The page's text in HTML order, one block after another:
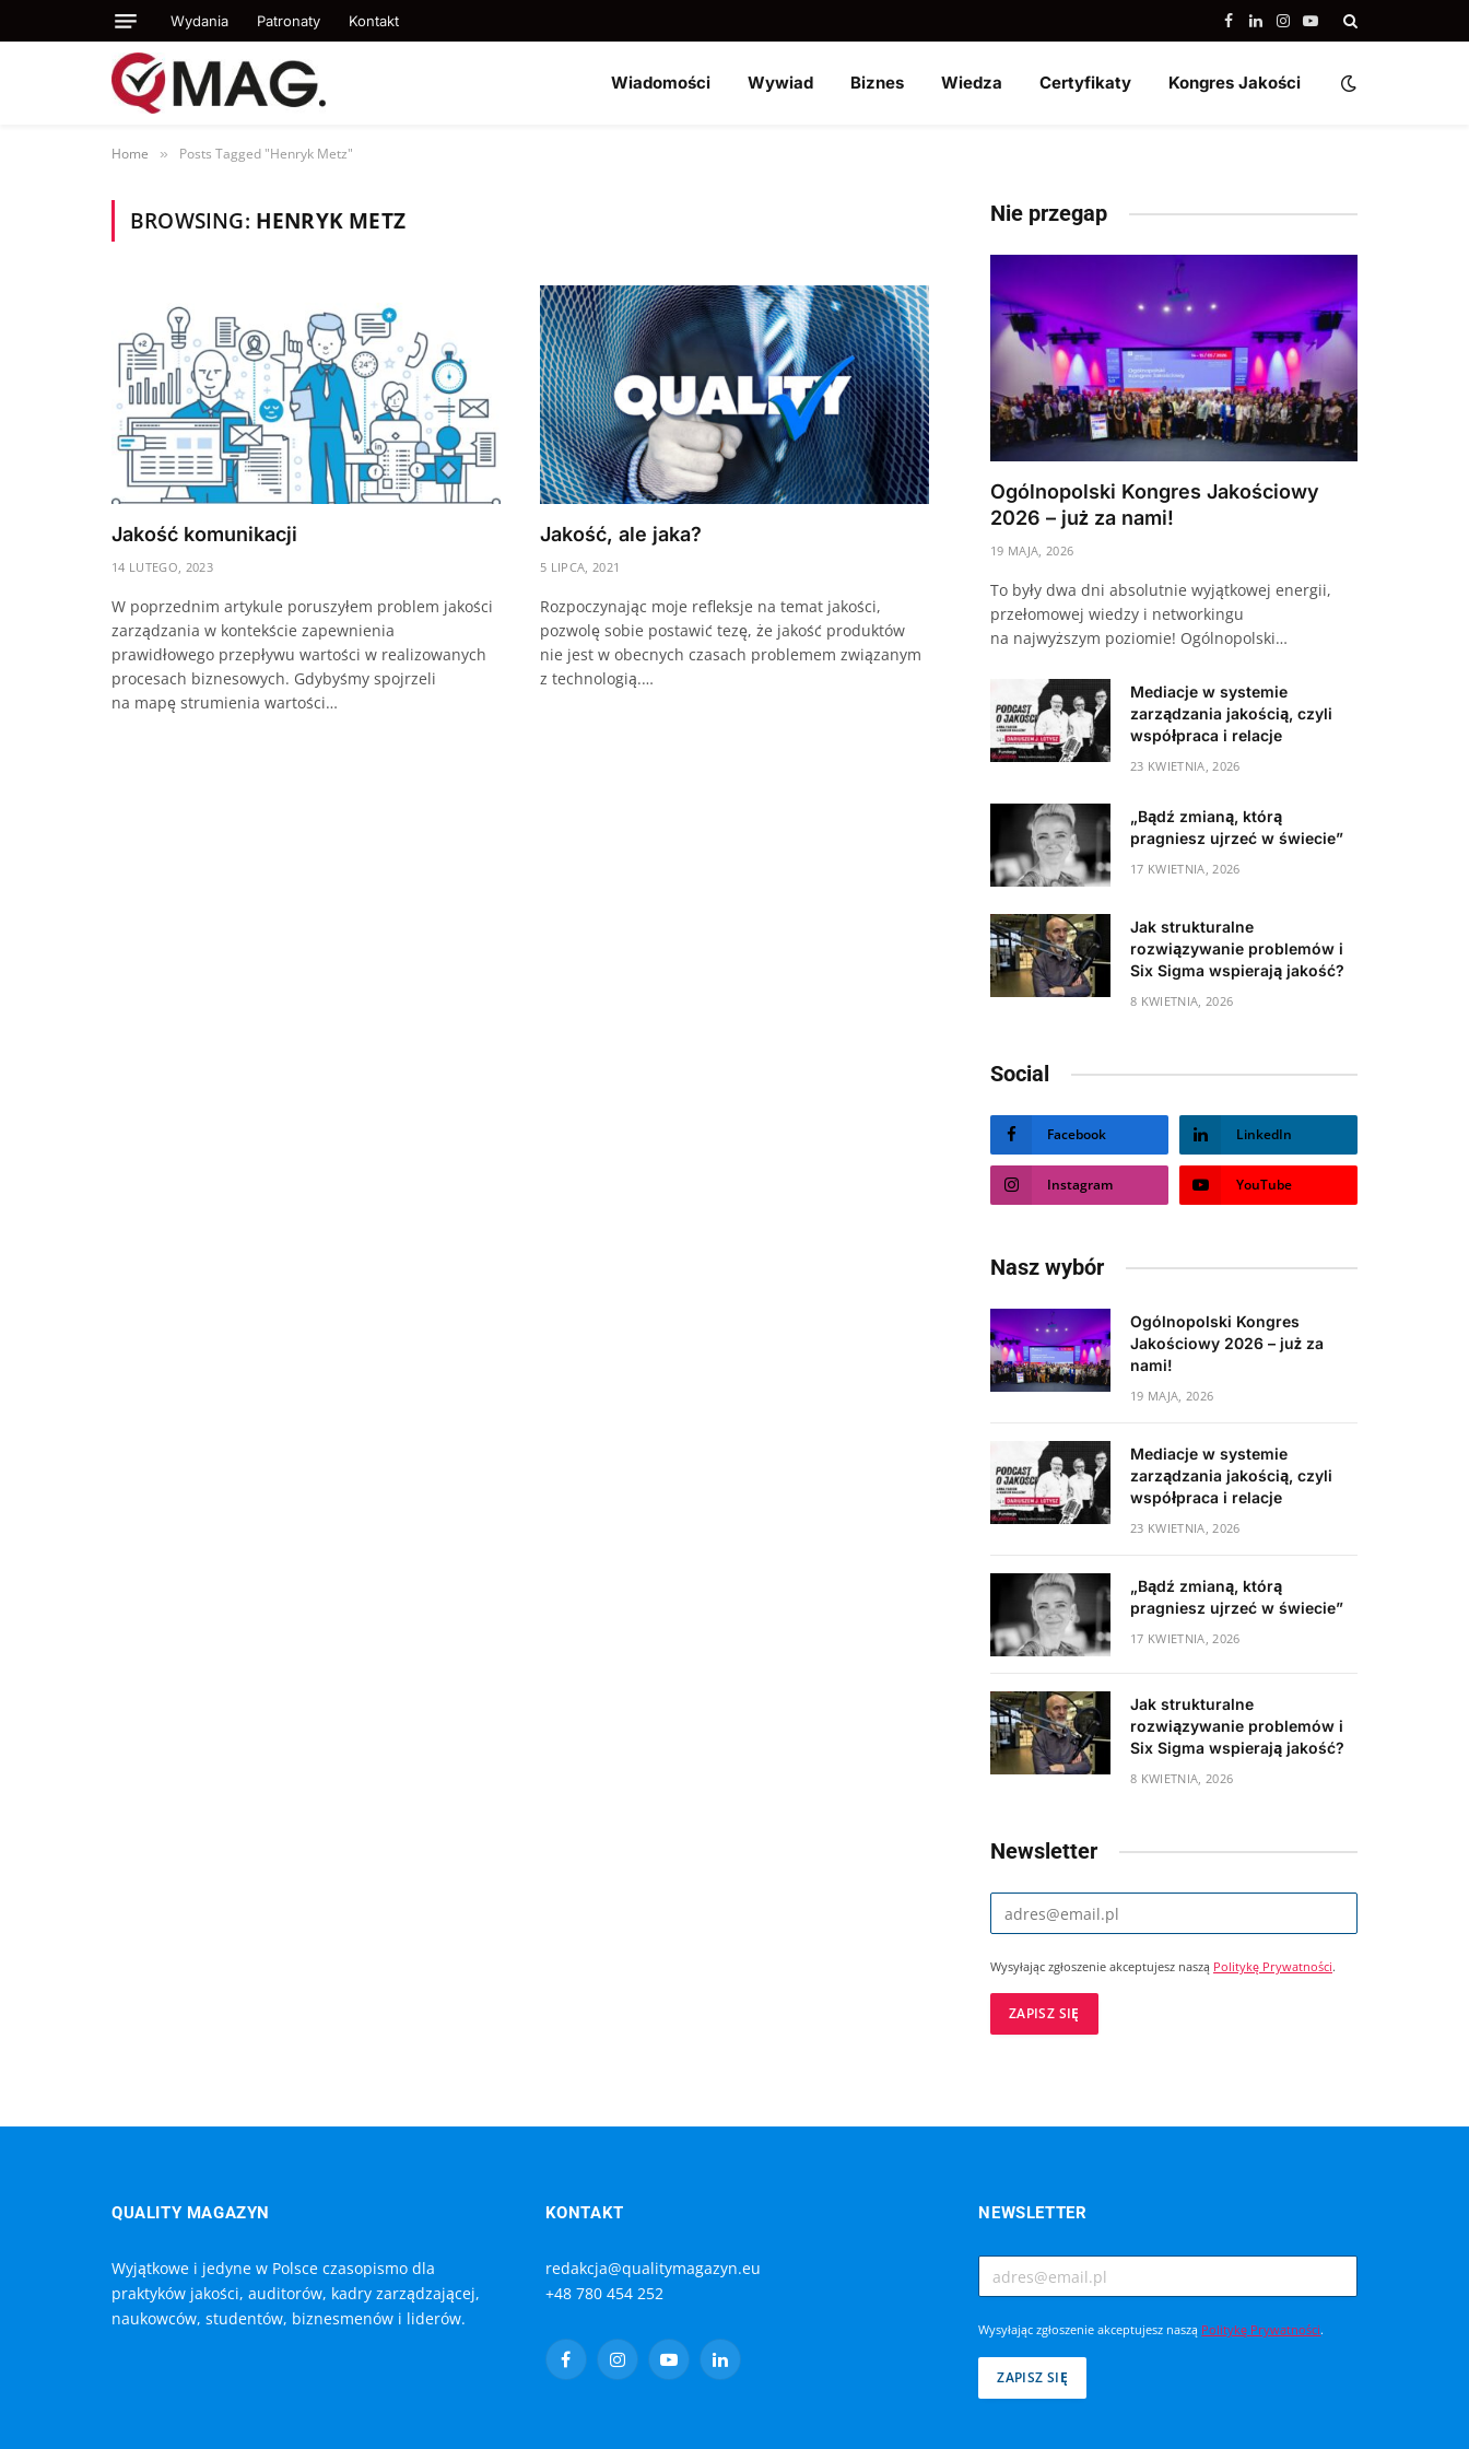
Wydania Patronaty Kontakt Facebook
LinkedIn
Instagram
YouTube
Wiadomości Wywiad Biznes Wiedza Certyfikaty Kongres Jakości
Home » Posts Tagged "Henryk Metz"
BROWSING: HENRYK METZ
Jakość komunikacji
14 LUTEGO, 2023
W poprzednim artykule poruszyłem problem jakości
zarządzania w kontekście zapewnienia
prawidłowego przepływu wartości w realizowanych
procesach biznesowych. Gdybyśmy spojrzeli
na mapę strumienia wartości…
Jakość, ale jaka?
5 LIPCA, 2021
Rozpoczynając moje refleksje na temat jakości,
pozwolę sobie postawić tezę, że jakość produktów
nie jest w obecnych czasach problemem związanym
z technologią.…
Nie przegap
Ogólnopolski Kongres Jakościowy
2026 – już za nami!
19 MAJA, 2026
To były dwa dni absolutnie wyjątkowej energii,
przełomowej wiedzy i networkingu
na najwyższym poziomie! Ogólnopolski…
Mediacje w systemie
zarządzania jakością, czyli
współpraca i relacje
23 KWIETNIA, 2026
„Bądź zmianą, którą
pragniesz ujrzeć w świecie”
17 KWIETNIA, 2026
Jak strukturalne
rozwiązywanie problemów i
Six Sigma wspierają jakość?
8 KWIETNIA, 2026
Social
Facebook LinkedIn
Instagram YouTube
Nasz wybór
Ogólnopolski Kongres
Jakościowy 2026 – już za
nami!
19 MAJA, 2026
Mediacje w systemie
zarządzania jakością, czyli
współpraca i relacje
23 KWIETNIA, 2026
„Bądź zmianą, którą
pragniesz ujrzeć w świecie”
17 KWIETNIA, 2026
Jak strukturalne
rozwiązywanie problemów i
Six Sigma wspierają jakość?
8 KWIETNIA, 2026
Newsletter
Wysyłając zgłoszenie akceptujesz naszą Politykę Prywatności.
QUALITY MAGAZYN
Wyjątkowe i jedyne w Polsce czasopismo dla
praktyków jakości, auditorów, kadry zarządzającej,
naukowców, studentów, biznesmenów i liderów.
KONTAKT
redakcja@qualitymagazyn.eu
+48 780 454 252
FacebookInstagramYouTubeLinkedIn
NEWSLETTER
Wysyłając zgłoszenie akceptujesz naszą Politykę Prywatności.